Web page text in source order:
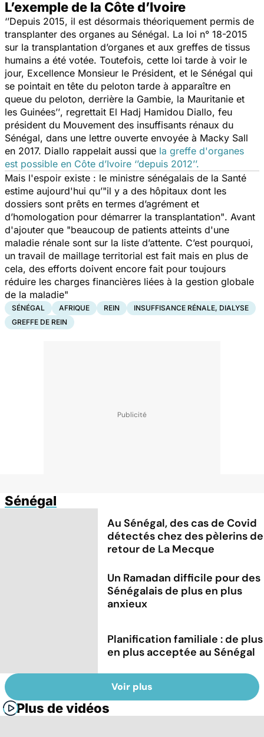
L’exemple de la Côte d’Ivoire
‘’Depuis 2015, il est désormais théoriquement permis de
transplanter des organes au Sénégal. La loi n° 18-2015
sur la transplantation d’organes et aux greffes de tissus
humains a été votée. Toutefois, cette loi tarde à voir le
jour, Excellence Monsieur le Président, et le Sénégal qui
se pointait en tête du peloton tarde à apparaître en
queue du peloton, derrière la Gambie, la Mauritanie et
les Guinées’’, regrettait El Hadj Hamidou Diallo, feu
président du Mouvement des insuffisants rénaux du
Sénégal, dans une lettre ouverte envoyée à Macky Sall
en 2017. Diallo rappelait aussi que la greffe d'organes
est possible en Côte d’Ivoire ‘’depuis 2012’’.
Mais l'espoir existe : le ministre sénégalais de la Santé
estime aujourd'hui qu’"il y a des hôpitaux dont les
dossiers sont prêts en termes d’agrément et
d’homologation pour démarrer la transplantation". Avant
d'ajouter que "beaucoup de patients atteints d'une
maladie rénale sont sur la liste d’attente. C’est pourquoi,
un travail de maillage territorial est fait mais en plus de
cela, des efforts doivent encore fait pour toujours
réduire les charges financières liées à la gestion globale
de la maladie"
SÉNÉGAL AFRIQUE REIN
INSUFFISANCE RÉNALE, DIALYSE
GREFFE DE REIN
Sénégal
Au Sénégal, des cas de Covid
détectés chez des pèlerins de
retour de La Mecque
Un Ramadan difficile pour des
Sénégalais de plus en plus
anxieux
Planification familiale : de plus
en plus acceptée au Sénégal
Voir plus
Plus de vidéos